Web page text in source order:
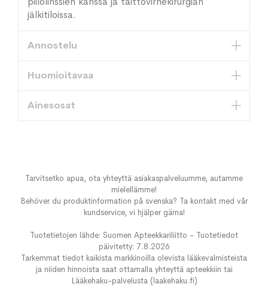
jälkitiloissa.
Annostelu
Huomioitavaa
Ainesosat
Tarvitsetko apua, ota yhteyttä asiakaspalveluumme, autamme
mielellämme!
Behöver du produktinformation på svenska? Ta kontakt med vår
kundservice, vi hjälper gärna!
Tuotetietojen lähde: Suomen Apteekkariliitto - Tuotetiedot
päivitetty: 7.8.2026
Tarkemmat tiedot kaikista markkinoilla olevista lääkevalmisteista
ja niiden hinnoista saat ottamalla yhteyttä apteekkiin tai
Lääkehaku-palvelusta (laakehaku.fi)